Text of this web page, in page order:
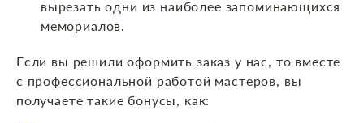
вырезать одни из наиболее запоминающихся
мемориалов.
Если вы решили оформить заказ у нас, то вместе
с профессиональной работой мастеров, вы
получаете такие бонусы, как: